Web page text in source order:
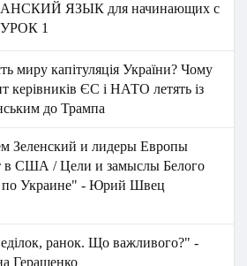
ЯЗЫК для начинающих с
УРОК 1
миру капітуляція України? Чому
керівників ЄС і НАТО летять із
до Трампа
Зеленский и лидеры Европы
в США / Цели и замыслы Белого
по Украине" - Юрий Швец
ранок. Що важливого?" -
Геращенко